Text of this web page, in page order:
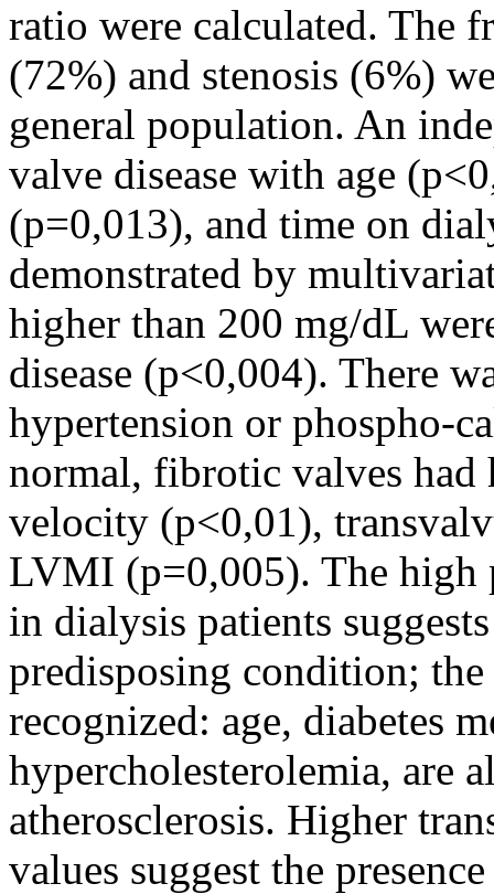
ratio were calculated. The
(72%) and stenosis (6%)
general population. An
valve disease with age
(p=0,013), and time on
demonstrated by
higher than 200 mg/dL
disease (p<0,004). There
hypertension or phospho-
normal, fibrotic valves had
velocity (p<0,01),
LVMI (p=0,005). The high
in dialysis patients
predisposing condition;
recognized: age, diabetes
hypercholesterolemia, are
atherosclerosis. Higher
values suggest the